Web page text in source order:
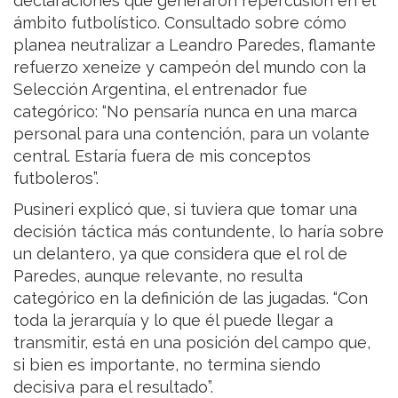
ámbito futbolístico. Consultado sobre cómo
planea neutralizar a Leandro Paredes, flamante
refuerzo xeneize y campeón del mundo con la
Selección Argentina, el entrenador fue
categórico: “No pensaría nunca en una marca
personal para una contención, para un volante
central. Estaría fuera de mis conceptos
futboleros”.
Pusineri explicó que, si tuviera que tomar una
decisión táctica más contundente, lo haría sobre
un delantero, ya que considera que el rol de
Paredes, aunque relevante, no resulta
categórico en la definición de las jugadas. “Con
toda la jerarquía y lo que él puede llegar a
transmitir, está en una posición del campo que,
si bien es importante, no termina siendo
decisiva para el resultado”.